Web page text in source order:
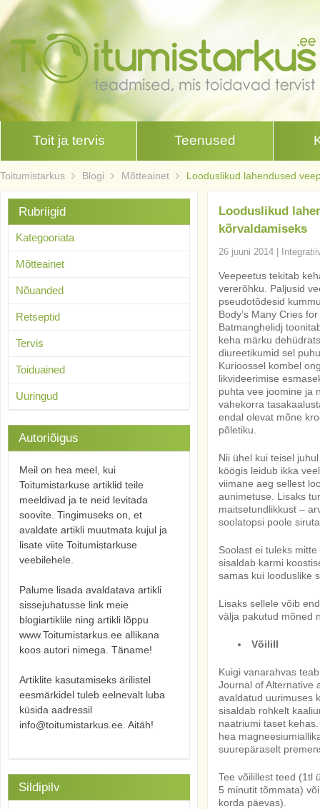
Toit ja tervis Teenused
Toitumistarkus Blogi Mõtteainet Looduslikud lahendused
Looduslikud
kõrvaldamiseks
26 juuni 2014
Veepeetus tekitab
vererõhku. Paljusid
pseudotõdesid
Body’s Many Cries
Batmanghelidj
keha märku
diureetikumid sel
Kurioossel kombel
likvideerimise
puhta vee joomine ja
vahekorra
endal olevat mõne
põletiku.
Nii ühel kui teisel
köögis leidub ikka
viimane aeg sellest
aunimetuse. Lisaks
maitsetundlikkust –
soolatopsi poole
Soolast ei tuleks
sisaldab karmi
samas kui looduslike
Lisaks sellele võib
välja pakutud mõned
Võilill
Kuigi vanarahvas
Journal of Alternative
avaldatud uurimuses
sisaldab rohkelt
naatriumi taset
hea
suurepäraselt
Tee võilillest teed (1tl
5 minutit tõmmata)
korda päevas).
Rubriigid
Kategooriata
Mõtteainet
Nõuanded
Retseptid
Tervis
Toiduained
Uuringud
Autoriõigus
Meil on hea meel, kui
Toitumistarkuse artiklid teile
meeldivad ja te neid levitada
soovite. Tingimuseks on, et
avaldate artikli muutmata kujul ja
lisate viite Toitumistarkuse
veebilehele.
Palume lisada avaldatava artikli
sissejuhatusse link meie
blogiartiklile ning artikli lõppu
www.Toitumistarkus.ee allikana
koos autori nimega. Täname!
Artiklite kasutamiseks ärilistel
eesmärkidel tuleb eelnevalt luba
küsida aadressil
info@toitumistarkus.ee. Aitäh!
Sildipilv